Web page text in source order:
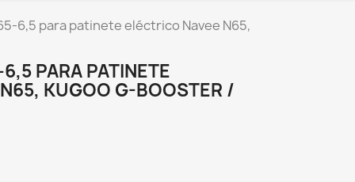
6,5 para patinete eléctrico Navee N65,
PARA PATINETE
KUGOO G-BOOSTER /